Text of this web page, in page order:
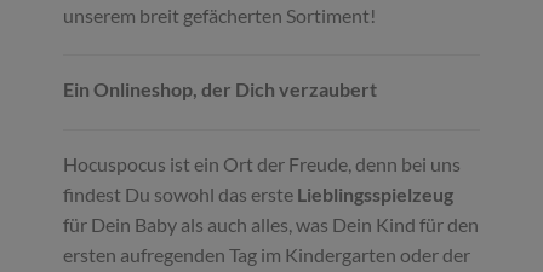
unserem breit gefächerten Sortiment!
Ein Onlineshop, der Dich verzaubert
Hocuspocus ist ein Ort der Freude, denn bei uns
findest Du sowohl das erste Lieblingsspielzeug
für Dein Baby als auch alles, was Dein Kind für den
ersten aufregenden Tag im Kindergarten oder der